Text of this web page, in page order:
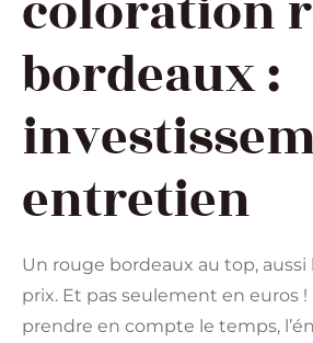
bordeaux :
entretien
Un rouge bordeaux au top, aussi
prix. Et pas seulement en euros !
prendre en compte le temps,